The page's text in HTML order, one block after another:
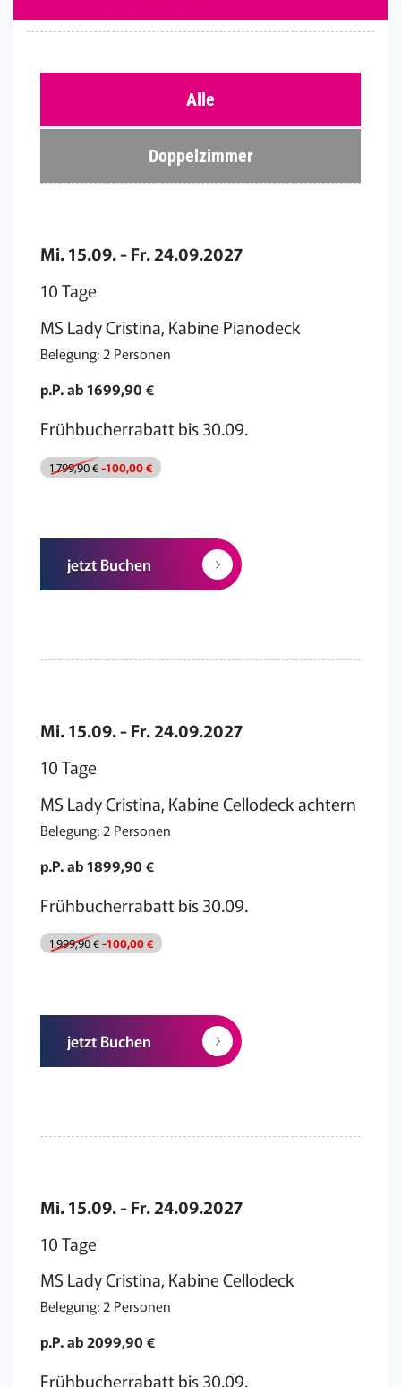
Alle
Doppelzimmer
Mi. 15.09. - Fr. 24.09.2027
10 Tage
MS Lady Cristina, Kabine Pianodeck
Belegung: 2 Personen
p.P. ab 1699,90 €
Frühbucherrabatt bis 30.09.
1.799,90 €-100,00 €
jetzt Buchen
Mi. 15.09. - Fr. 24.09.2027
10 Tage
MS Lady Cristina, Kabine Cellodeck achtern
Belegung: 2 Personen
p.P. ab 1899,90 €
Frühbucherrabatt bis 30.09.
1.999,90 €-100,00 €
jetzt Buchen
Mi. 15.09. - Fr. 24.09.2027
10 Tage
MS Lady Cristina, Kabine Cellodeck
Belegung: 2 Personen
p.P. ab 2099,90 €
Frühbucherrabatt bis 30.09.